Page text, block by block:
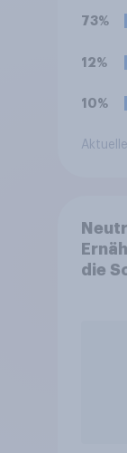
wird?
73%
12%
10%
die